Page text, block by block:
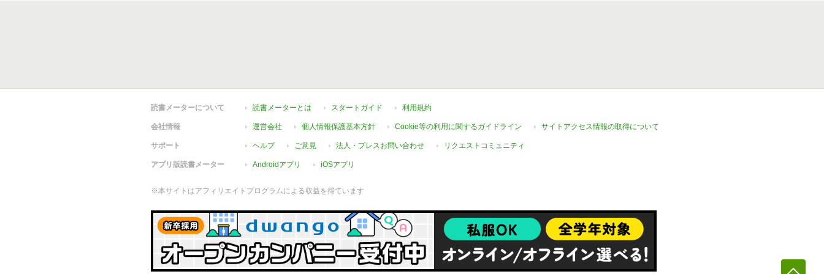
読書メーターについて 読書メーターとは スタートガイド 利用規約
会社情報 運営会社 個人情報保護基本方針 Cookie等の利用に関するガイドライン サイトアクセス情報の取得について
サポート ヘルプ ご意見 法人・プレスお問い合わせ リクエストコミュニティ
アプリ版読書メーター Androidアプリ iOSアプリ
※本サイトはアフィリエイトプログラムによる収益を得ています